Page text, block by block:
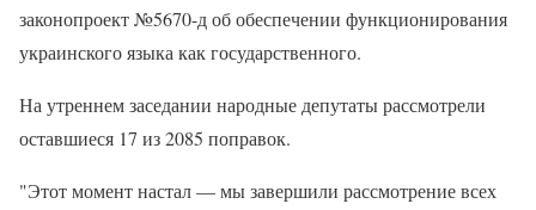
законопроект №5670-д об обеспечении функционирования
украинского языка как государственного.
На утреннем заседании народные депутаты рассмотрели
оставшиеся 17 из 2085 поправок.
"Этот момент настал — мы завершили рассмотрение всех